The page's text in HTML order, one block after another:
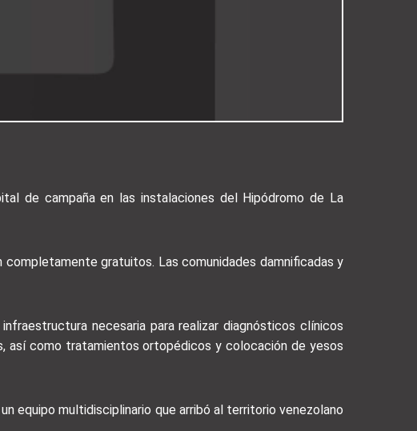
de campaña en las instalaciones del Hipódromo de La
gratuitos. Las comunidades damnificadas y
necesaria para realizar diagnósticos clínicos
así como tratamientos ortopédicos y colocación de yesos
equipo multidisciplinario que arribó al territorio venezolano